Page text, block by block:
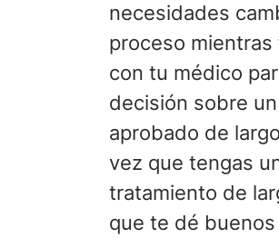
necesidades
proceso mientras
con tu médico
decisión sobre
aprobado de
vez que tengas
tratamiento de
que te dé